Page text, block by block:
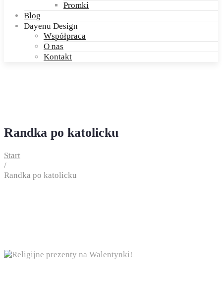
Promki
Blog
Dayenu Design
Współpraca
O nas
Kontakt
Randka po katolicku
Start
/
Randka po katolicku